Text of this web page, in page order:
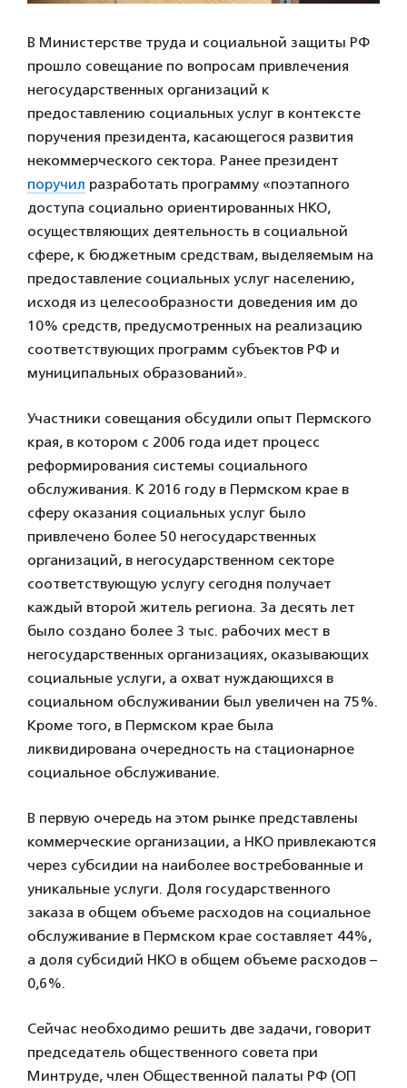
В Министерстве труда и социальной защиты РФ
прошло совещание по вопросам привлечения
негосударственных организаций к
предоставлению социальных услуг в контексте
поручения президента, касающегося развития
некоммерческого сектора. Ранее президент
поручил разработать программу «поэтапного
доступа социально ориентированных НКО,
осуществляющих деятельность в социальной
сфере, к бюджетным средствам, выделяемым на
предоставление социальных услуг населению,
исходя из целесообразности доведения им до
10% средств, предусмотренных на реализацию
соответствующих программ субъектов РФ и
муниципальных образований».
Участники совещания обсудили опыт Пермского
края, в котором с 2006 года идет процесс
реформирования системы социального
обслуживания. К 2016 году в Пермском крае в
сферу оказания социальных услуг было
привлечено более 50 негосударственных
организаций, в негосударственном секторе
соответствующую услугу сегодня получает
каждый второй житель региона. За десять лет
было создано более 3 тыс. рабочих мест в
негосударственных организациях, оказывающих
социальные услуги, а охват нуждающихся в
социальном обслуживании был увеличен на 75%.
Кроме того, в Пермском крае была
ликвидирована очередность на стационарное
социальное обслуживание.
В первую очередь на этом рынке представлены
коммерческие организации, а НКО привлекаются
через субсидии на наиболее востребованные и
уникальные услуги. Доля государственного
заказа в общем объеме расходов на социальное
обслуживание в Пермском крае составляет 44%,
а доля субсидий НКО в общем объеме расходов –
0,6%.
Сейчас необходимо решить две задачи, говорит
председатель общественного совета при
Минтруде, член Общественной палаты РФ (ОП